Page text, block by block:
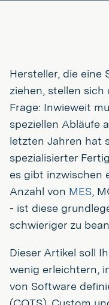
Hersteller, die eine
ziehen, stellen
Frage: Inwieweit
speziellen Abläufe
letzten Jahren hat
spezialisierter
es gibt inzwischen
Anzahl von MES,
- ist diese
schwieriger zu
Dieser Artikel soll
wenig erleichtern,
von Software